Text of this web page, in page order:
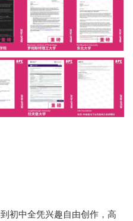
初中全凭兴趣自由创作，高